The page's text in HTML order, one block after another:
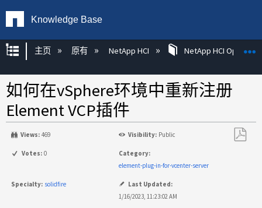
Knowledge Base
扩展/隐缩全局层次
主页 原有 NetApp HCI NetApp HCI
如何在vSphere环境中重新注册
Element VCP插件
Views: 469 Visibility: Public
Votes: 0
Category:
element-plug-in-for-vcenter-server
Specialty: solidfire
Last Updated:
1/16/2023, 11:23:02 AM